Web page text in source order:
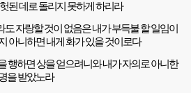
된 데로 돌리지 못하게 하리라
자랑할 것이 없음은 내가 부득불 할 일임이
아니하면 내게 화가 있을 것이로다
행하면 상을 얻으려니와 내가 자의로 아니한
을 받았노라